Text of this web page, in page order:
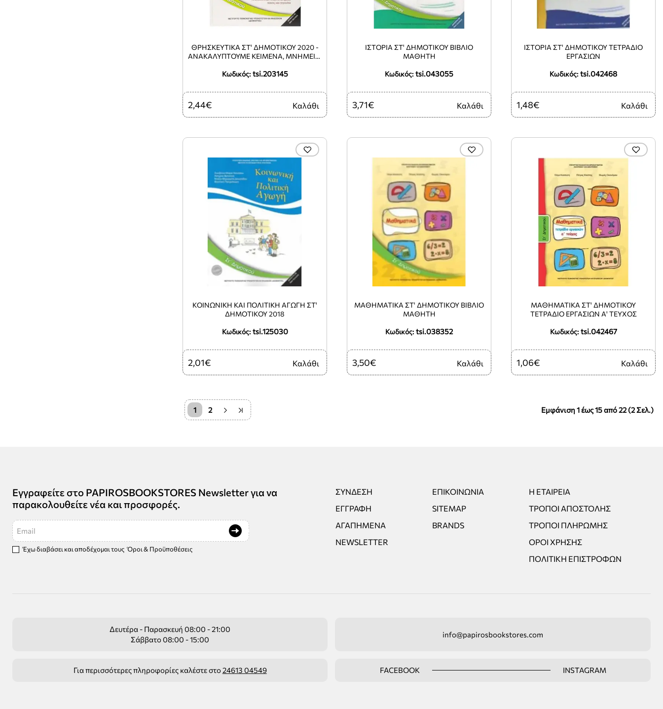
Κωδικός: tsi.203145
ΘΡΗΣΚΕΥΤΙΚΑ ΣΤ' ΔΗΜΟΤΙΚΟΥ 2020 -
ΑΝΑΚΑΛΥΠΤΟΥΜΕ ΚΕΙΜΕΝΑ, ΜΝΗΜΕΙΑ,
2,44€ Καλάθι
Κωδικός: tsi.043055
ΙΣΤΟΡΙΑ ΣΤ' ΔΗΜΟΤΙΚΟΥ ΒΙΒΛΙΟ
ΜΑΘΗΤΗ
3,71€ Καλάθι
Κωδικός: tsi.042468
ΙΣΤΟΡΙΑ ΣΤ' ΔΗΜΟΤΙΚΟΥ ΤΕΤΡΑΔΙΟ
ΕΡΓΑΣΙΩΝ
1,48€ Καλάθι
Κωδικός: tsi.125030
ΚΟΙΝΩΝΙΚΗ ΚΑΙ ΠΟΛΙΤΙΚΗ ΑΓΩΓΗ ΣΤ'
ΔΗΜΟΤΙΚΟΥ 2018
2,01€ Καλάθι
Κωδικός: tsi.038352
ΜΑΘΗΜΑΤΙΚΑ ΣΤ' ΔΗΜΟΤΙΚΟΥ ΒΙΒΛΙΟ
ΜΑΘΗΤΗ
3,50€ Καλάθι
Κωδικός: tsi.042467
ΜΑΘΗΜΑΤΙΚΑ ΣΤ' ΔΗΜΟΤΙΚΟΥ
ΤΕΤΡΑΔΙΟ ΕΡΓΑΣΙΩΝ Α' ΤΕΥΧΟΣ
1,06€ Καλάθι
1 2 Εμφάνιση 1 έως 15 από 22 (2 Σελ.)
Εγγραφείτε στο PAPIROSBOOKSTORES Newsletter για να
παρακολουθείτε νέα και προσφορές.
Email
Έχω διαβάσει και αποδέχομαι τους Όροι & Προϋποθέσεις
ΣΎΝΔΕΣΗ
ΕΓΓΡΑΦΉ
ΑΓΑΠΗΜΈΝΑ
NEWSLETTER
ΕΠΙΚΟΙΝΩΝΊΑ
SITEMAP
BRANDS
Η ΕΤΑΙΡΕΊΑ
ΤΡΌΠΟΙ ΑΠΟΣΤΟΛΉΣ
ΤΡΌΠΟΙ ΠΛΗΡΩΜΉΣ
ΌΡΟΙ ΧΡΉΣΗΣ
ΠΟΛΙΤΙΚΉ ΕΠΙΣΤΡΟΦΏΝ
Δευτέρα - Παρασκευή 08:00 - 21:00
Σάββατο 08:00 - 15:00
info@papirosbookstores.com
Για περισσότερες πληροφορίες καλέστε στο24613 04549 FACEBOOK INSTAGRAM